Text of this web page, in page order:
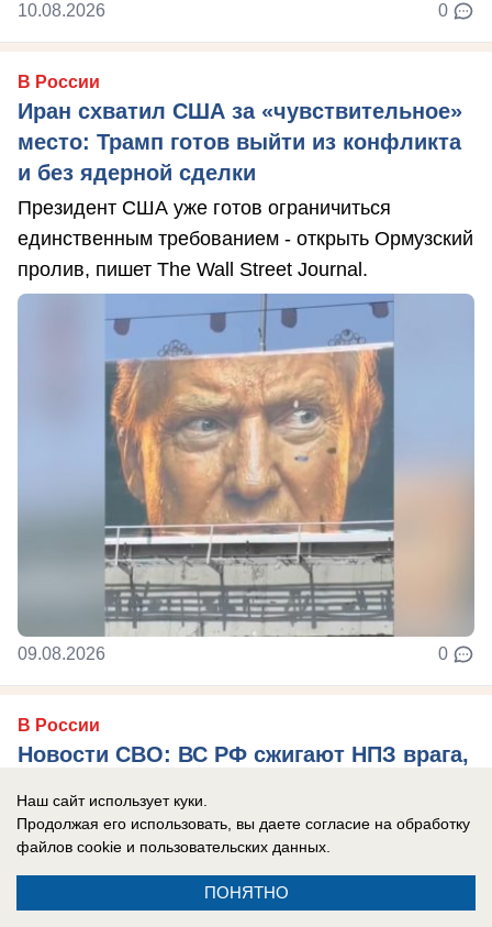
10.08.2026 0
В России
Иран схватил США за «чувствительное»
место: Трамп готов выйти из конфликта
и без ядерной сделки
Президент США уже готов ограничиться
единственным требованием - открыть Ормузский
пролив, пишет The Wall Street Journal.
09.08.2026 0
В России
Новости СВО: ВС РФ сжигают НПЗ врага,
немецкие заводы на Украине
Главные новости СВО на утро 10 августа 2026
года.
Наш сайт использует куки.
Продолжая его использовать, вы даете согласие на обработку
файлов cookie и пользовательских данных.
ПОНЯТНО